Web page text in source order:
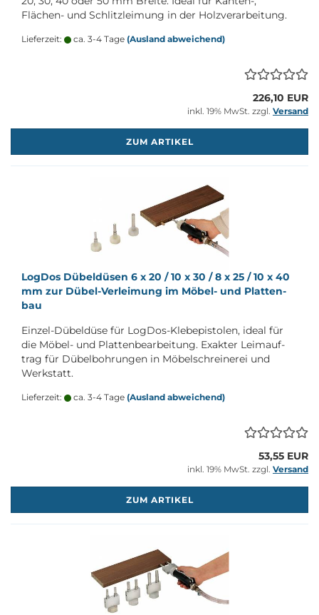
Flächen-​ und Schlitz­lei­mung in der Holz­ver­ar­bei­tung.
Lieferzeit: ca. 3-4 Tage (Ausland abweichend)
226,10 EUR
inkl. 19% MwSt. zzgl. Versand
ZUM ARTIKEL
Log­Dos Dü­bel­dü­sen 6 x 20 / 10 x 30 / 8 x 25 / 10 x 40
mm zur Dübel-​​Ver­lei­mung im Möbel-​​ und Plat­ten­
bau
Einzel-​Dübeldüse für LogDos-​Klebepistolen, ideal für
die Möbel-​ und Plat­ten­be­ar­bei­tung. Ex­ak­ter Leim­auf­
trag für Dü­bel­boh­run­gen in Mö­bel­schrei­ne­rei und
Werk­statt.
Lieferzeit: ca. 3-4 Tage (Ausland abweichend)
53,55 EUR
inkl. 19% MwSt. zzgl. Versand
ZUM ARTIKEL